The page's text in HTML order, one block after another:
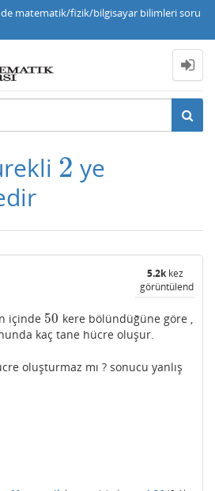
matematik/fizik/bilgisayar bilimleri soru
2
2 ye
5.2kkez
görüntülendi
içinde 50
50 kere bölündüğüne göre ,
kaç tane hücre oluşur.
oluşturmaz mı ? sonucu yanlış